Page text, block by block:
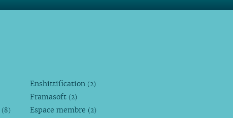
(8)
Enshittification (2)
Framasoft (2)
Espace membre (2)